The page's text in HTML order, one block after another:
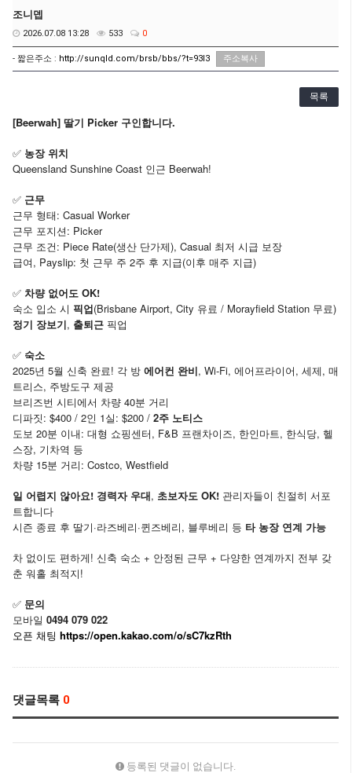
조니뎁
2026.07.08 13:28 533 0
- 짧은주소 : http://sunqld.com/brsb/bbs/?t=93I3 주소복사
목록
[Beerwah] 딸기 Picker 구인합니다.
✅ 농장 위치
Queensland Sunshine Coast 인근 Beerwah!
✅ 근무
근무 형태: Casual Worker
근무 포지션: Picker
근무 조건: Piece Rate(생산 단가제), Casual 최저 시급 보장
급여, Payslip: 첫 근무 주 2주 후 지급(이후 매주 지급)
✅ 차량 없어도 OK!
숙소 입소 시 픽업(Brisbane Airport, City 유료 / Morayfield Station 무료)
정기 장보기, 출퇴근 픽업
✅ 숙소
2025년 5월 신축 완료! 각 방 에어컨 완비, Wi-Fi, 에어프라이어, 세제, 매
트리스, 주방도구 제공
브리즈번 시티에서 차량 40분 거리
디파짓: $400 / 2인 1실: $200 / 2주 노티스
도보 20분 이내: 대형 쇼핑센터, F&B 프랜차이즈, 한인마트, 한식당, 헬
스장, 기차역 등
차량 15분 거리: Costco, Westfield
일 어렵지 않아요! 경력자 우대, 초보자도 OK! 관리자들이 친절히 서포
트합니다
시즌 종료 후 딸기·라즈베리·퀸즈베리, 블루베리 등 타 농장 연계 가능
차 없이도 편하게! 신축 숙소 + 안정된 근무 + 다양한 연계까지 전부 갖
춘 워홀 최적지!
✅ 문의
모바일 0494 079 022
오픈 채팅 https://open.kakao.com/o/sC7kzRth
댓글목록 0
등록된 댓글이 없습니다.